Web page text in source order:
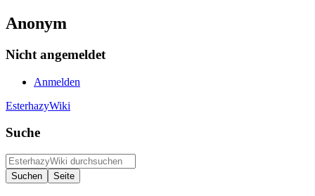
Anonym
Nicht angemeldet
Anmelden
EsterhazyWiki
Suche